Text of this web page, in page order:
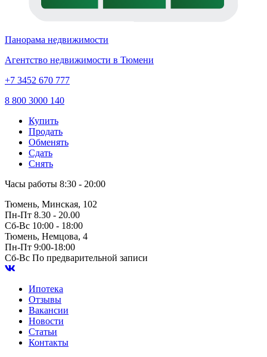
Панорама недвижимости
Агентство недвижимости в Тюмени
+7 3452 670 777
8 800 3000 140
Купить
Продать
Обменять
Сдать
Снять
Часы работы 8:30 - 20:00
Тюмень, Минская, 102
Пн-Пт 8.30 - 20.00
Сб-Вс 10:00 - 18:00
Тюмень, Немцова, 4
Пн-Пт 9:00-18:00
Сб-Вс По предварительной записи
Ипотека
Отзывы
Вакансии
Новости
Статьи
Контакты